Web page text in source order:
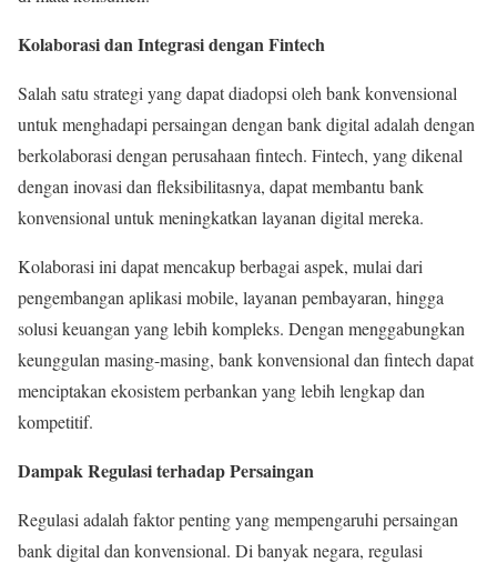
Kolaborasi dan Integrasi dengan Fintech
Salah satu strategi yang dapat diadopsi oleh bank konvensional
untuk menghadapi persaingan dengan bank digital adalah dengan
berkolaborasi dengan perusahaan fintech. Fintech, yang dikenal
dengan inovasi dan fleksibilitasnya, dapat membantu bank
konvensional untuk meningkatkan layanan digital mereka.
Kolaborasi ini dapat mencakup berbagai aspek, mulai dari
pengembangan aplikasi mobile, layanan pembayaran, hingga
solusi keuangan yang lebih kompleks. Dengan menggabungkan
keunggulan masing-masing, bank konvensional dan fintech dapat
menciptakan ekosistem perbankan yang lebih lengkap dan
kompetitif.
Dampak Regulasi terhadap Persaingan
Regulasi adalah faktor penting yang mempengaruhi persaingan
bank digital dan konvensional. Di banyak negara, regulasi